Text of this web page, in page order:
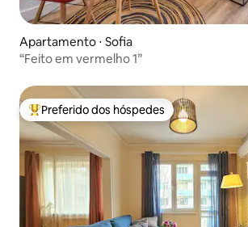
Apartamento ⋅ Sofia
“Feito em vermelho 1”
Entre os melhores preferidos dos hóspedes
Preferido dos hóspedes